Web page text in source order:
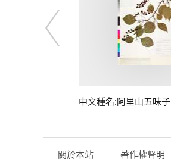
中文種名:阿里山五味子
關於本站 著作權聲明